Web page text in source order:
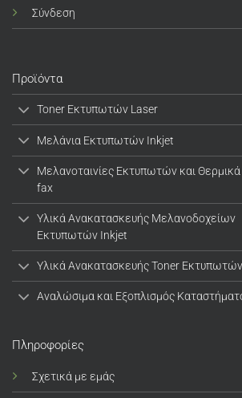
Σύνδεση
Προϊόντα
Toner Εκτυπωτών Laser
Μελάνια Εκτυπωτών Inkjet
Μελανοταινίες Εκτυπωτών και Θερμικά
fax
Υλικά Ανακατασκευής Μελανοδοχείων
Εκτυπωτών Inkjet
Υλικά Ανακατασκευής Toner
Αναλώσιμα και Εξοπλισμός
Πληροφορίες
Σχετικά με εμάς